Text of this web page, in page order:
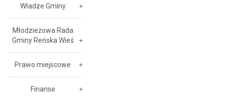
Władze Gminy
Młodzieżowa Rada
Gminy Reńska Wieś
Prawo miejscowe
Finanse